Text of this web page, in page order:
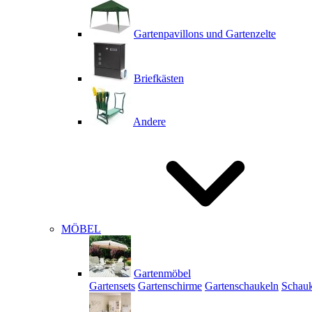
Gartenpavillons und Gartenzelte
Briefkästen
Andere
MÖBEL
Gartenmöbel
Gartensets Gartenschirme Gartenschaukeln